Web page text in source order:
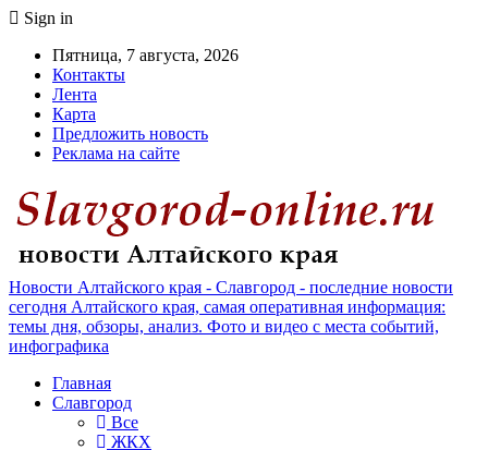
Sign in
Пятница, 7 августа, 2026
Контакты
Лента
Карта
Предложить новость
Реклама на сайте
Новости Алтайского края - Славгород - последние новости
сегодня Алтайского края, самая оперативная информация:
темы дня, обзоры, анализ. Фото и видео с места событий,
инфографика
Главная
Славгород
Все
ЖКХ